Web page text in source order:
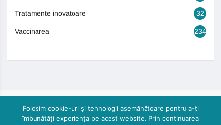
Tratamente inovatoare 32
Vaccinarea 234
Folosim cookie-uri și tehnologii asemănătoare pentru a-ți
îmbunătăți experiența pe acest website. Prin continuarea